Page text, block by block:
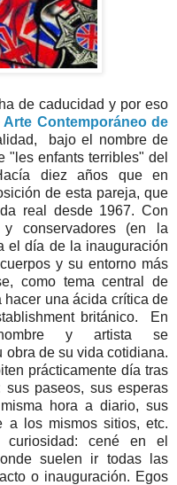
de caducidad y por eso
Contemporáneo de
bajo el nombre de
"les enfants terribles" del
diez años que en
de esta pareja, que
real desde 1967. Con
conservadores (en la
el día de la inauguración
y su entorno más
como tema central de
una ácida crítica de
británico. En
y artista se
obra de su vida cotidiana.
prácticamente día tras
paseos, sus esperas
hora a diario, sus
a los mismos sitios, etc.
curiosidad: cené en el
suelen ir todas las
o inauguración. Egos